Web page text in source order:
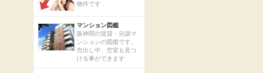
物件です
マンション図鑑
阪神間の賃貸・分譲マ
ンションの図鑑です。
売出し中、空室も見つ
ける事ができます